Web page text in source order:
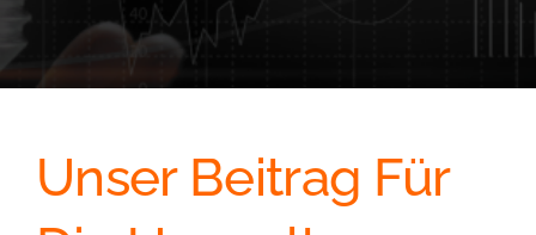
Unser Beitrag Für